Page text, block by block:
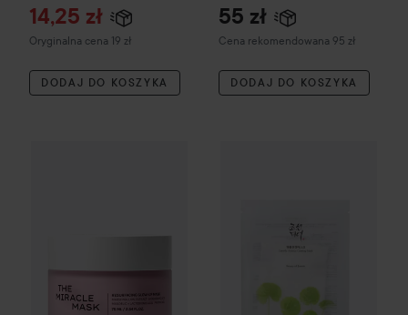
Cena promocyjna
14,25 zł
Oryginalna cena 19 zł
Cena regularna 19 zł
DODAJ DO KOSZYKA
55 zł
Cena rekomendowana 95 zł
Zalecana cena 95 zł
DODAJ DO KOSZYKA